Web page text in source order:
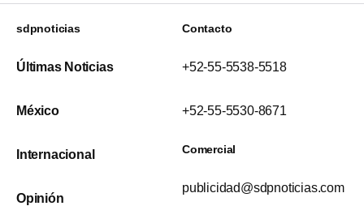
sdpnoticias
Últimas Noticias
México
Internacional
Opinión
Contacto
+52-55-5538-5518
+52-55-5530-8671
Comercial
publicidad@sdpnoticias.com